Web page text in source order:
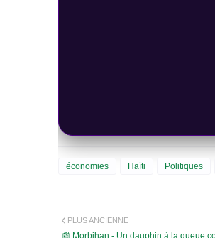
économies Haïti Politiques
PLUS ANCIENNE
📰 Morbihan - Un dauphin à la queue